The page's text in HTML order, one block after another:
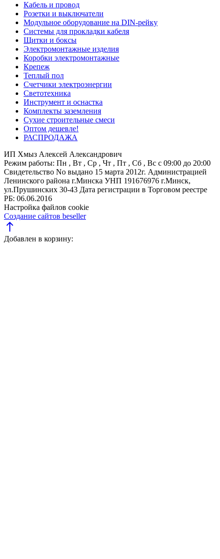
Кабель и провод
Розетки и выключатели
Модульное оборудование на DIN-рейку
Системы для прокладки кабеля
Щитки и боксы
Электромонтажные изделия
Коробки электромонтажные
Крепеж
Теплый пол
Счетчики электроэнергии
Светотехника
Инструмент и оснастка
Комплекты заземления
Сухие строительные смеси
Оптом дешевле!
РАСПРОДАЖА
ИП Хмыз Алексей Александрович
Режим работы: Пн , Вт , Ср , Чт , Пт , Сб , Вс c 09:00 до 20:00
Свидетельство No выдано 15 марта 2012г. Администрацией
Ленинского района г.Минска УНП 191676976 г.Минск,
ул.Прушинских 30-43 Дата регистрации в Торговом реестре
РБ: 06.06.2016
Настройка файлов cookie
Создание сайтов beseller
north
Добавлен в корзину: